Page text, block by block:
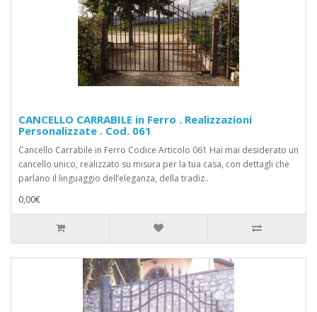
CANCELLO CARRABILE in Ferro . Realizzazioni
Personalizzate . Cod. 061
Cancello Carrabile in Ferro Codice Articolo 061 Hai mai desiderato un
cancello unico, realizzato su misura per la tua casa, con dettagli che
parlano il linguaggio dell’eleganza, della tradiz..
0,00€